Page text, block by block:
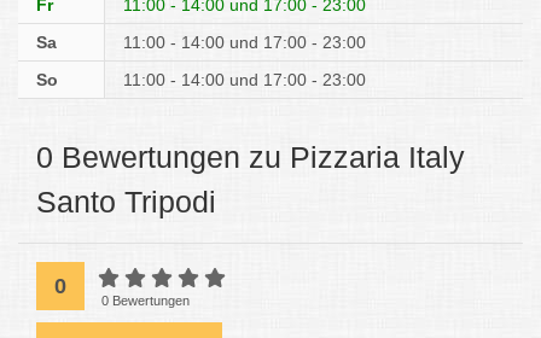
Fr
11:00 - 14:00
17:00 - 23:00
Sa
11:00 - 14:00
17:00 - 23:00
So
11:00 - 14:00 17:00 - 23:00
0 Bewertungen zu Pizzaria Italy
Santo Tripodi
0
0 Bewertungen